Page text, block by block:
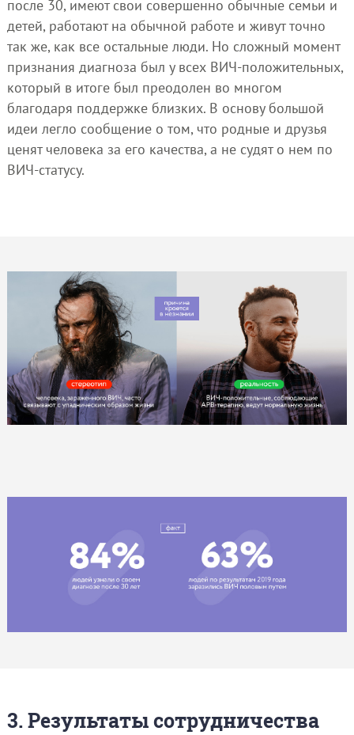
после 30, имеют свои совершенно обычные семьи и
детей, работают на обычной работе и живут точно
так же, как все остальные люди. Но сложный момент
признания диагноза был у всех ВИЧ-положительных,
который в итоге был преодолен во многом
благодаря поддержке близких. В основу большой
идеи легло сообщение о том, что родные и друзья
ценят человека за его качества, а не судят о нем по
ВИЧ-статусу.
3. Результаты сотрудничества